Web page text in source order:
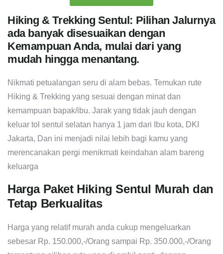
Hiking & Trekking Sentul: Pilihan Jalurnya
ada banyak disesuaikan dengan
Kemampuan Anda, mulai dari yang
mudah hingga menantang.
Nikmati petualangan seru di alam bebas. Temukan rute
Hiking & Trekking yang sesuai dengan minat dan
kemampuan bapak/ibu. Jarak yang tidak jauh dengan
keluar tol sentul selatan hanya 1 jam dari Ibu kota, DKI
Jakarta, Dan ini menjadi nilai lebih bagi kamu yang
merencanakan pergi menikmati keindahan alam bareng
keluarga
Harga Paket Hiking Sentul Murah dan
Tetap Berkualitas
Harga yang relatif murah anda cukup mengeluarkan
sebesar Rp. 150.000,-/Orang sampai Rp. 350.000,-/Orang